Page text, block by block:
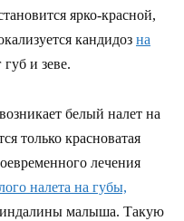
ярко-красной,
кандидоз на
и зеве.
белый налет на
только красноватая
лечения
налета на губы,
малыша. Такую